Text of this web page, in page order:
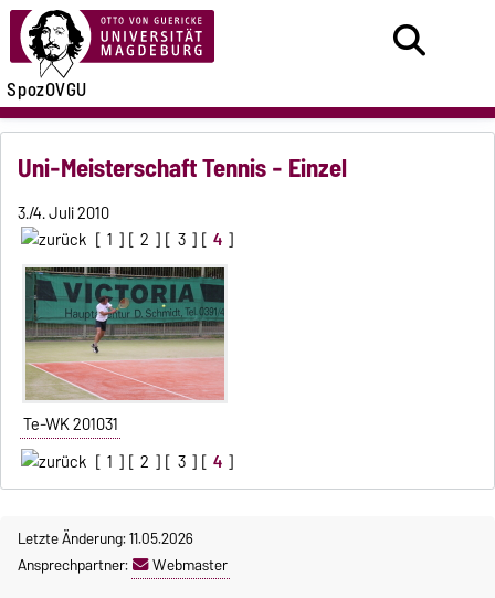
SpozOVGU
Uni-Meisterschaft Tennis - Einzel
3./4. Juli 2010
[ 1 ] [ 2 ] [ 3 ] [ 4 ]
Te-WK 201031
[ 1 ] [ 2 ] [ 3 ] [ 4 ]
Letzte Änderung: 11.05.2026
Ansprechpartner:
Webmaster